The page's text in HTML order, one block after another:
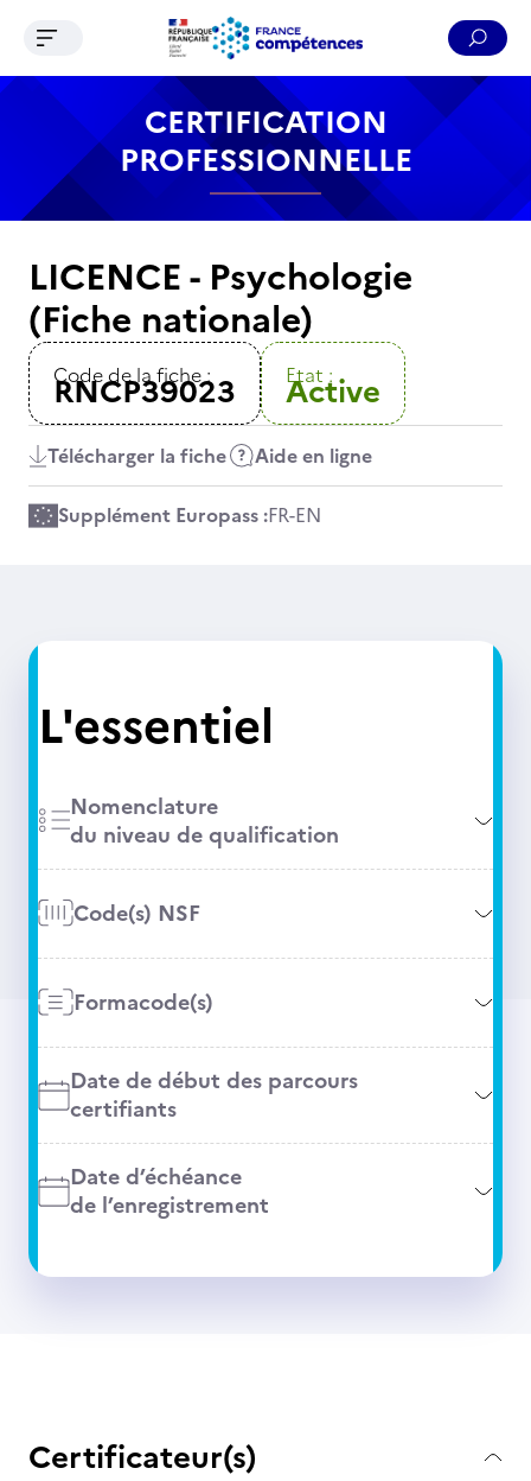
Contenu Recherche Menu Pied de page
Ouvrir le menu de navigation
CERTIFICATION
PROFESSIONNELLE
LICENCE - Psychologie
(Fiche nationale)
Code de la fiche :
RNCP39023 Etat :
Active
Télécharger la fiche Aide en ligne
Supplément Europass :FR-EN
L'essentiel
Nomenclature
du niveau de qualification
Code(s) NSF
Formacode(s)
Date de début des parcours
certifiants
Date d’échéance
de l’enregistrement
Certificateur(s)